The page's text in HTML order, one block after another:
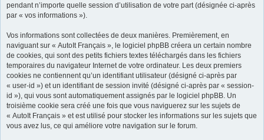
pendant n’importe quelle session d’utilisation de votre part (désignée ci-après
par « vos informations »).
Vos informations sont collectées de deux manières. Premièrement, en
naviguant sur « AutoIt Français », le logiciel phpBB créera un certain nombre
de cookies, qui sont des petits fichiers textes téléchargés dans les fichiers
temporaires du navigateur Internet de votre ordinateur. Les deux premiers
cookies ne contiennent qu’un identifiant utilisateur (désigné ci-après par
« user-id ») et un identifiant de session invité (désigné ci-après par « session-
id »), qui vous sont automatiquement assignés par le logiciel phpBB. Un
troisième cookie sera créé une fois que vous naviguerez sur les sujets de
« AutoIt Français » et est utilisé pour stocker les informations sur les sujets que
vous avez lus, ce qui améliore votre navigation sur le forum.